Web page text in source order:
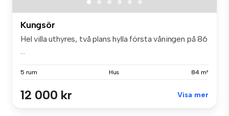
Kungsör
Hel villa uthyres, två plans hylla första våningen på 86
...
5 rum Hus 84 m²
12 000 kr Visa mer